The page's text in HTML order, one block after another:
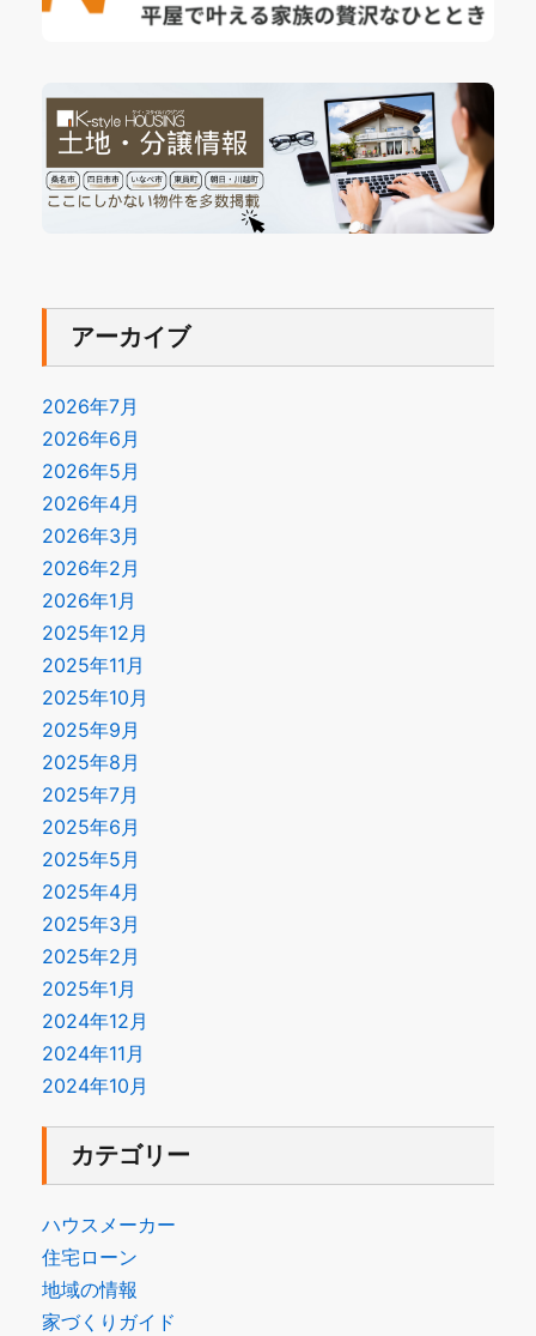
アーカイブ
2026年7月
2026年6月
2026年5月
2026年4月
2026年3月
2026年2月
2026年1月
2025年12月
2025年11月
2025年10月
2025年9月
2025年8月
2025年7月
2025年6月
2025年5月
2025年4月
2025年3月
2025年2月
2025年1月
2024年12月
2024年11月
2024年10月
カテゴリー
ハウスメーカー
住宅ローン
地域の情報
家づくりガイド